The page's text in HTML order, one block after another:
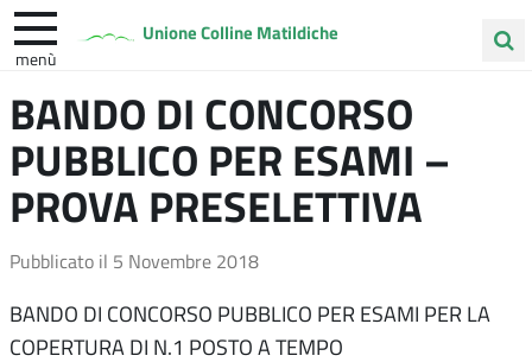
Unione Colline Matildiche
menù
nel
sito
Albinea Quattro Castella Vezzano sul Crostolo
BANDO DI CONCORSO
PUBBLICO PER ESAMI –
PROVA PRESELETTIVA
Pubblicato il 5 Novembre 2018
BANDO DI CONCORSO PUBBLICO PER ESAMI PER LA
COPERTURA DI N.1 POSTO A TEMPO